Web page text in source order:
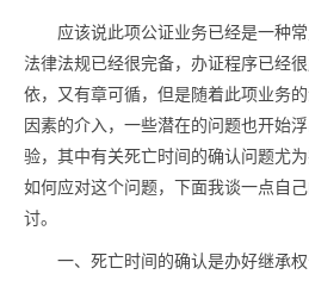
应该说此项公证业务已经是一种
法律法规已经很完备，办证程序已经
依，又有章可循，但是随着此项业务
因素的介入，一些潜在的问题也开始
验，其中有关死亡时间的确认问题尤
如何应对这个问题，下面我谈一点自
讨。
一、死亡时间的确认是办好继承